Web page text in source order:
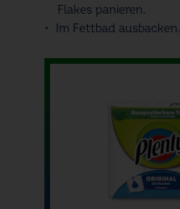
Flakes panieren.
Im Fettbad ausbacken.